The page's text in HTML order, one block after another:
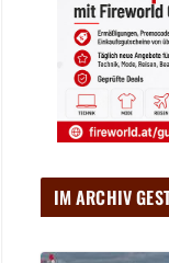
IM ARCHIV